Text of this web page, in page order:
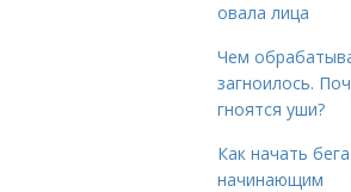
овала лица
Чем
загноилось.
гноятся уши?
Как начать
начинающим